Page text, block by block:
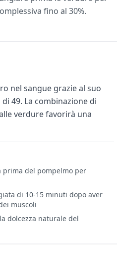
fino al 30%.
nel sangue grazie al suo
49. La combinazione di
verdure favorirà una
del pompelmo per
di 10-15 minuti dopo aver
muscoli
dolcezza naturale del